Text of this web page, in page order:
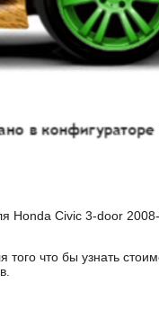
Honda Civic 3-door
что бы узнать